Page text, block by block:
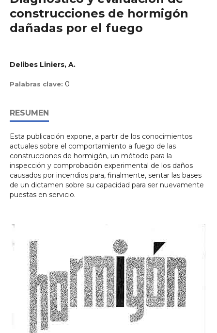
construcciones de hormigón
dañadas por el fuego
Delibes Liniers, A.
Palabras clave: 0
RESUMEN
Esta publicación expone, a partir de los conocimientos
actuales sobre el comportamiento a fuego de las
construcciones de hormigón, un método para la
inspección y comprobación experimental de los daños
causados por incendios para, finalmente, sentar las bases
de un dictamen sobre su capacidad para ser nuevamente
puestas en servicio.